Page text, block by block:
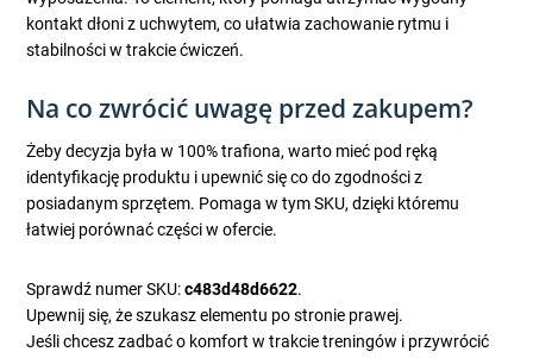
kontakt dłoni z uchwytem, co ułatwia zachowanie rytmu i
stabilności w trakcie ćwiczeń.
Na co zwrócić uwagę przed zakupem?
Żeby decyzja była w 100% trafiona, warto mieć pod ręką
identyfikację produktu i upewnić się co do zgodności z
posiadanym sprzętem. Pomaga w tym SKU, dzięki któremu
łatwiej porównać części w ofercie.
Sprawdź numer SKU:c483d48d6622.
Upewnij się, że szukasz elementu po stronie prawej.
Jeśli chcesz zadbać o komfort w trakcie treningów i przywrócić